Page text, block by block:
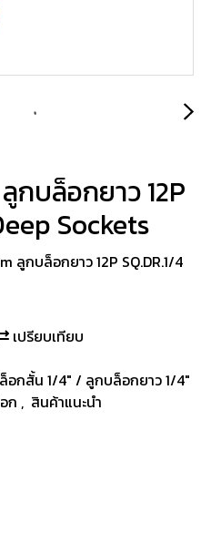
กบล็อกยาว 12P
Sockets
ลูกบล็อกยาว 12P SQ.DR.1/4
เปรียบเทียบ
อกสั้น 1/4" / ลูกบล็อกยาว 1/4"
ก , สินค้าแนะนำ